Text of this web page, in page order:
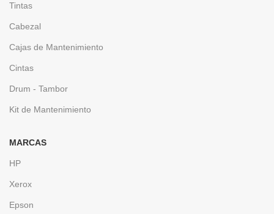
Tintas
Cabezal
Cajas de Mantenimiento
Cintas
Drum - Tambor
Kit de Mantenimiento
MARCAS
HP
Xerox
Epson